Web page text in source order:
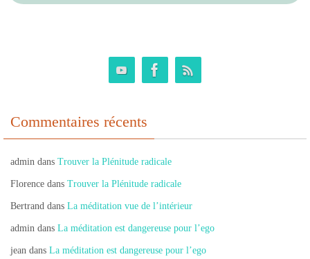
Commentaires récents
admin dans Trouver la Plénitude radicale
Florence dans Trouver la Plénitude radicale
Bertrand dans La méditation vue de l’intérieur
admin dans La méditation est dangereuse pour l’ego
jean dans La méditation est dangereuse pour l’ego